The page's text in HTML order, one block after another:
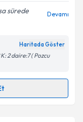
Aydınlatma
belirtilen
sürede
Devamı
Haritada Göster
2 daire:7 ( Pozcu